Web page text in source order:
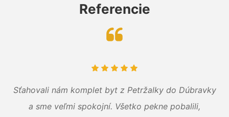
Referencie
Sťahovali nám komplet byt z Petržalky do Dúbravky
a sme veľmi spokojní. Všetko pekne pobalili,